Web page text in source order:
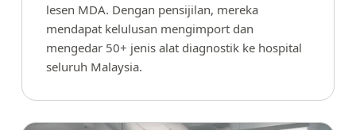
lesen MDA. Dengan pensijilan, mereka
mendapat kelulusan mengimport dan
mengedar 50+ jenis alat diagnostik ke hospital
seluruh Malaysia.